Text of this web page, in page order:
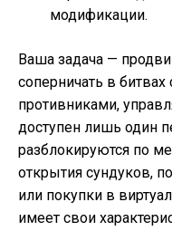
модификации.
Ваша задача —
соперничать в
противниками,
доступен лишь один
разблокируются по
открытия сундуков,
или покупки в
имеет свои